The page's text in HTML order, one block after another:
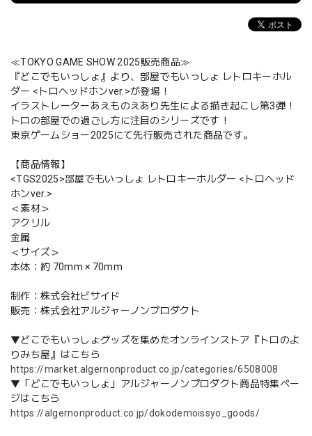
≪TOKYO GAME SHOW 2025販売商品≫
『どこでもいっしょ』より、部屋でもいっしょ レトロキーホル
ダー <トロヘッドホンver.>が登場！
イラストレーターあえものえあり先生による描き起こし第3弾！
トロの部屋での過ごし方に注目のシリーズです！
東京ゲームショー2025にて先行販売された商品です。
【商品情報】
<TGS2025>部屋でもいっしょ レトロキーホルダー <トロヘッド
ホンver.>
＜素材＞
アクリル
金属
＜サイズ＞
本体：約 70mm × 70mm
制作：株式会社ビサイド
販売：株式会社アルジャーノンプロダクト
▼どこでもいっしょグッズを集めたオンラインストア『トロのよ
りみち屋』はこちら
https://market.algernonproduct.co.jp/categories/6508008
▼「どこでもいっしょ」アルジャーノンプロダクト商品特集ペー
ジはこちら
https://algernonproduct.co.jp/dokodemoissyo_goods/